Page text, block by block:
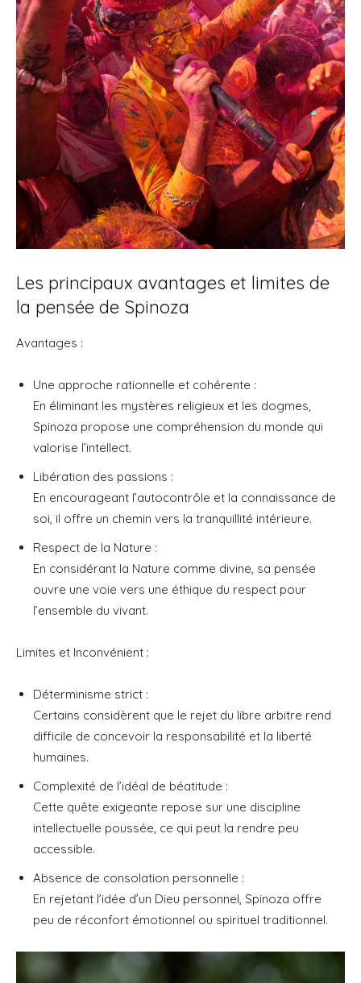
Les principaux avantages et limites de
la pensée de Spinoza
Avantages :
Une approche rationnelle et cohérente :
En éliminant les mystères religieux et les dogmes,
Spinoza propose une compréhension du monde qui
valorise l’intellect.
Libération des passions :
En encourageant l’autocontrôle et la connaissance de
soi, il offre un chemin vers la tranquillité intérieure.
Respect de la Nature :
En considérant la Nature comme divine, sa pensée
ouvre une voie vers une éthique du respect pour
l’ensemble du vivant.
Limites et Inconvénient :
Déterminisme strict :
Certains considèrent que le rejet du libre arbitre rend
difficile de concevoir la responsabilité et la liberté
humaines.
Complexité de l’idéal de béatitude :
Cette quête exigeante repose sur une discipline
intellectuelle poussée, ce qui peut la rendre peu
accessible.
Absence de consolation personnelle :
En rejetant l’idée d’un Dieu personnel, Spinoza offre
peu de réconfort émotionnel ou spirituel traditionnel.